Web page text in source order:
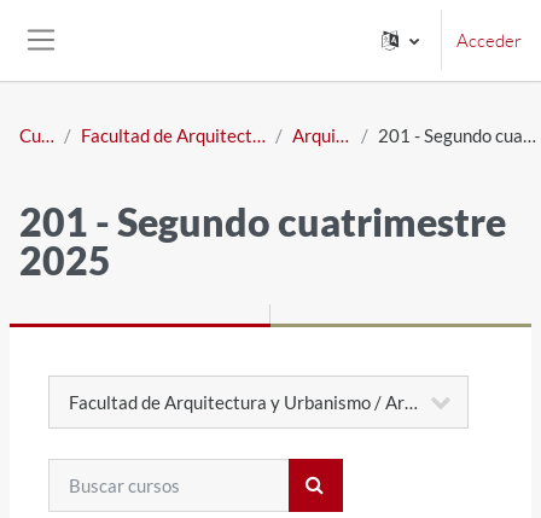
Acceder
Cursos Facultad de Arquitectura y Urbanismo Arquitectura 201 - Segundo cuatrimestre 2025
201 - Segundo cuatrimestre
2025
Categorías